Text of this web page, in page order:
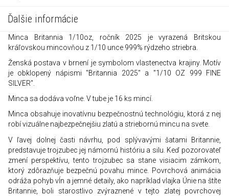
Ďalšie informácie
Minca Britannia 1/10oz, ročník 2025 je vyrazená Britskou
kráľovskou mincovňou z 1/10 unce 999% rýdzeho striebra.
Ženská postava v brnení je symbolom vlastenectva krajiny. Motív
je obklopený nápismi "Britannia 2025" a "1/10 OZ 999 FINE
SILVER".
Minca sa dodáva voľne. V tube je 16 ks mincí.
Minca obsahuje inovatívnu bezpečnostnú technológiu, ktorá z nej
robí vizuálne najbezpečnejšiu zlatú a striebornú mincu na svete.
V ľavej dolnej časti návrhu, pod splývavými šatami Britannie,
predstavuje trojzubec jej námornú históriu a silu. Keď pozorovateľ
zmení perspektívu, tento trojzubec sa stane visiacim zámkom,
ktorý zdôrazňuje bezpečnú povahu mince. Povrchová animácia
odráža pohyb vĺn a jemné detaily, ako napríklad vlajka Únie na štíte
Britannie, boli starostlivo zvýraznené v tejto zlatej povrchovej